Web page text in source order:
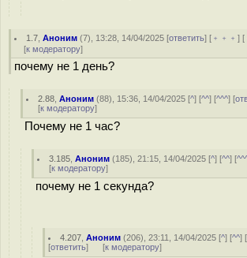
1.7 ,Аноним (7), 13:28, 14/04/2025 [ответить] [ ﹢﹢﹢] [
[к модератору]
почему не 1 день?
2.88 ,Аноним (88), 15:36, 14/04/2025 [^] [^^] [^^^] [
[к модератору]
Почему не 1 час?
3.185 ,Аноним (185), 21:15, 14/04/2025 [^] [^^] [
[к модератору]
почему не 1 секунда?
4.207 ,Аноним (206), 23:11, 14/04/2025 [^] [^^] [
[ответить] [к модератору]